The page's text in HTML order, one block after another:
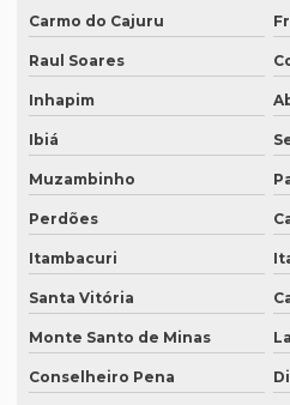
Intérprete para eventos
Intérprete de inglês em campinas
Intérprete de inglês em curitiba
Intérprete inglês espanhol
Intérprete de inglês português
Interprete de italiano profissional
Intérprete japonês português
Intérprete juramentado
Carmo do Cajuru
Raul Soares
Inhapim
Ibiá
Muzambinho
Perdões
Itambacuri
Santa Vitória
Monte Santo de Minas
Conselheiro Pena